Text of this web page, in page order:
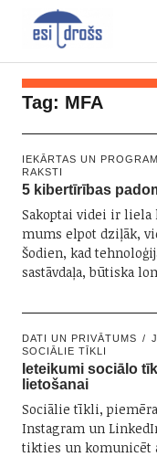
Tag: MFA
IEKĀRTAS UN
RAKSTI
5 kibertīrības
Sakoptai videi ir liela
mums elpot dziļāk,
Šodien, kad
sastāvdaļa, būtiska
DATI UN PRIVĀTUMS
SOCIĀLIE TĪKLI
Ieteikumi sociālo
lietošanai
Sociālie tīkli,
Instagram un
tikties un komunicēt